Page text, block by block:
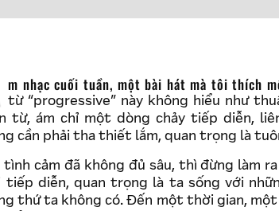
từ “progressive” này không hiểu như
từ, ám chỉ một dòng chảy tiếp diễn,
cần phải tha thiết lắm, quan trọng là
tình cảm đã không đủ sâu, thì đừng làm
tiếp diễn, quan trọng là ta sống với
thứ ta không có. Đến một thời gian,